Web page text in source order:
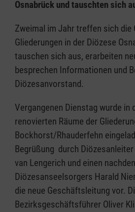
Osnabrück und tauschten sich
Zweimal im Jahr treffen sich die
Gliederungen in der Diözese
tauschen sich aus, erarbeiten
besprechen Informationen und
Diözesanvorstand.
Vergangenen Dienstag wurde in
renovierten Räume der
Bockhorst/Rhauderfehn
Begrüßung durch
van Lengerich und einen
Diözesanseelsorgers Harald
die neue Geschäftsleitung vor.
Bezirksgeschäftsführer Oliver